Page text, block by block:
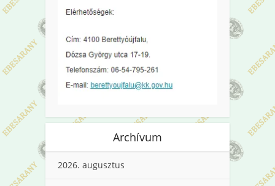
Archívum
2026. augusztus